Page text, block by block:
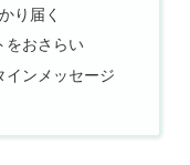
り届く
をおさらい
インメッセージ